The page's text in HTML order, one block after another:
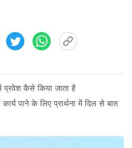
प्रवेश कैसे किया जाता है
पाने के लिए प्रार्थना में दिल से बात